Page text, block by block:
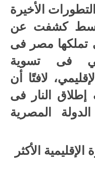
الأخيرة
كشفت عن
تملكها مصر فى
فى تسوية
لافتًا أن
النار فى
المصرية
الأكثر